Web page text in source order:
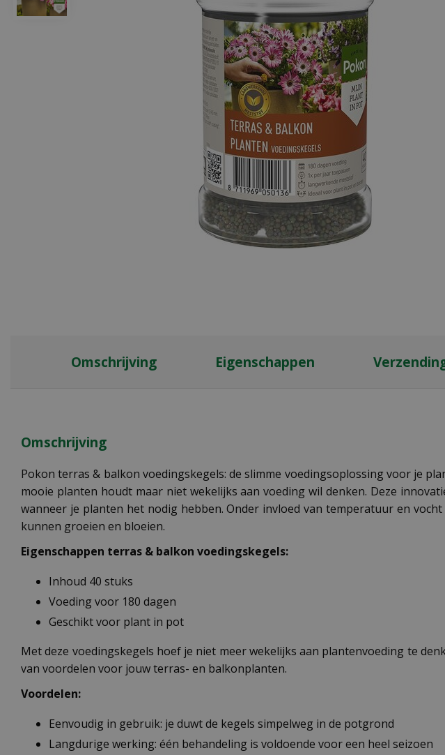
Omschrijving Eigenschappen
Omschrijving
Pokon terras & balkon voedingskegels: de slimme voedingsoplossing voor je
mooie planten houdt maar niet wekelijks aan voeding wil denken. Deze
wanneer je planten het nodig hebben. Onder invloed van temperatuur en
kunnen groeien en bloeien.
Eigenschappen terras & balkon voedingskegels:
Inhoud 40 stuks
Voeding voor 180 dagen
Geschikt voor plant in pot
Met deze voedingskegels hoef je niet meer wekelijks aan plantenvoeding te
van voordelen voor jouw terras- en balkonplanten.
Voordelen:
Eenvoudig in gebruik: je duwt de kegels simpelweg in de potgrond
Langdurige werking: één behandeling is voldoende voor een heel seizoen